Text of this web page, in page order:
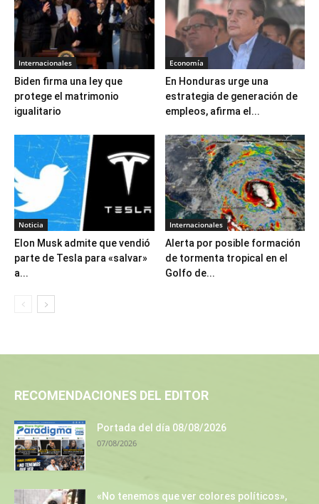
Internacionales
Biden firma una ley que
protege el matrimonio
igualitario
Economía
En Honduras urge una
estrategia de generación de
empleos, afirma el...
Noticia
Elon Musk admite que vendió
parte de Tesla para «salvar»
a...
Internacionales
Alerta por posible formación
de tormenta tropical en el
Golfo de...
RECOMENDACIONES DEL EDITOR
Portada del día 08/08/2026
07/08/2026
«No tenemos que ver colores políticos»,